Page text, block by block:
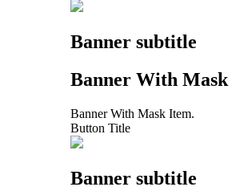
Banner subtitle
Banner With Mask
Banner With Mask Item.
Button Title
Banner subtitle